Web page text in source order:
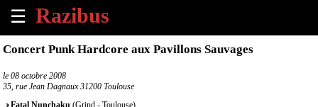
☰
×
Tous
Concert Punk Hardcore aux Pavillons Sauvages
le 08 octobre 2008
35, rue Jean Dagnaux 31200 Toulouse
Fatal Nunchaku (Grind - Toulouse)